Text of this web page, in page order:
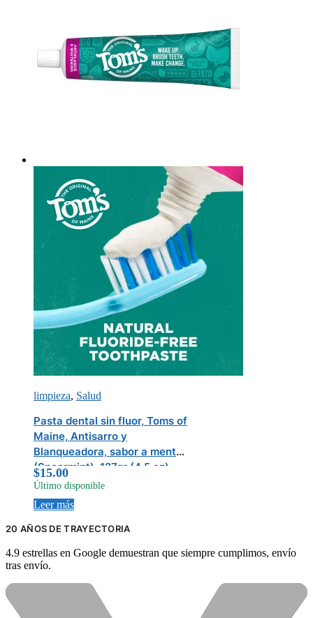
limpieza, Salud
Pasta dental sin fluor, Toms of
Maine, Antisarro y
Blanqueadora, sabor a menta
(Spearmint), 127gr (4.5 oz)
$15.00
Último disponible
Leer más
20 AÑOS DE TRAYECTORIA
4.9 estrellas en Google demuestran que siempre cumplimos, envío
tras envío.